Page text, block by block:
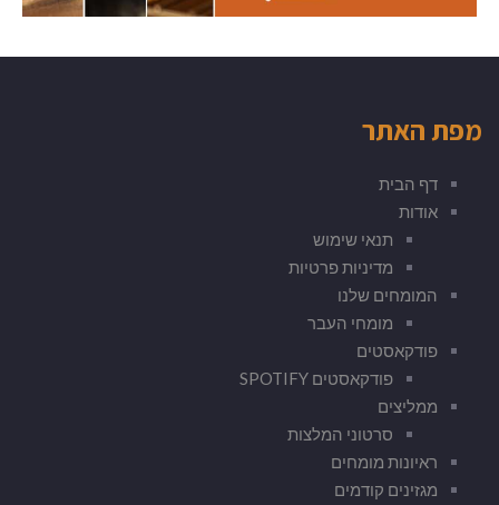
מפת האתר
דף הבית
אודות
תנאי שימוש
מדיניות פרטיות
המומחים שלנו
מומחי העבר
פודקאסטים
פודקאסטים SPOTIFY
ממליצים
סרטוני המלצות
ראיונות מומחים
מגזינים קודמים